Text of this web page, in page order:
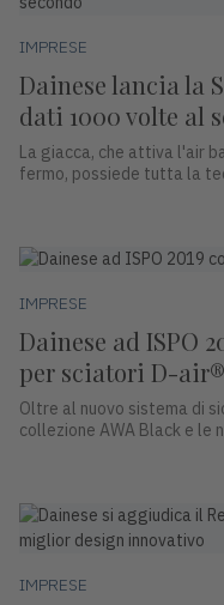
IMPRESE
Dainese lancia la
dati 1000 volte al
La giacca, che attiva l'air
fermo, possiede tutta la
IMPRESE
Dainese ad ISPO
per sciatori D-
Oltre al nuovo sistema di
collezione AWA Black e le
IMPRESE